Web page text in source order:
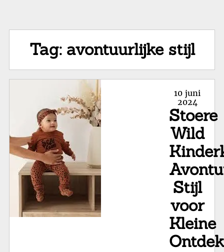
Tag: avontuurlijke stijl
Posted
on
10 juni
2024
Stoere
Wild
Stijl
voor
Kleine